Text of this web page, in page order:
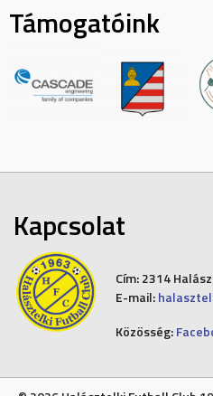
Támogatóink
Kapcsolat
Cím:2314
E-mail:
Közösség: